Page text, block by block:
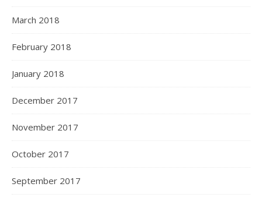
March 2018
February 2018
January 2018
December 2017
November 2017
October 2017
September 2017